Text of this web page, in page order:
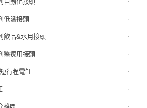
自動化接頭
低溫接頭
飲品&水用接頭
醫療用接頭
行程電缸
離閥